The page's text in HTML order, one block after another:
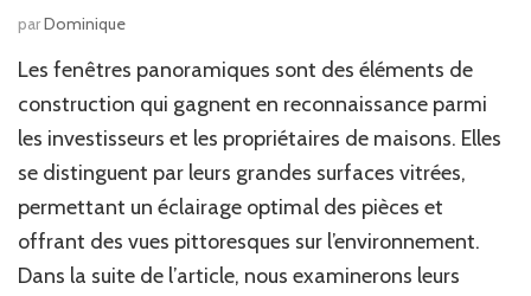
parDominique
Les fenêtres panoramiques sont des éléments de
construction qui gagnent en reconnaissance parmi
les investisseurs et les propriétaires de maisons. Elles
se distinguent par leurs grandes surfaces vitrées,
permettant un éclairage optimal des pièces et
offrant des vues pittoresques sur l’environnement.
Dans la suite de l’article, nous examinerons leurs